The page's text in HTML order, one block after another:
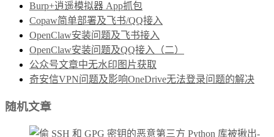
Burp+逍遥模拟器 App抓包
Copaw简单部署及飞书/QQ接入
OpenClaw安装问题及飞书接入
OpenClaw安装问题及QQ接入（二）
公众号文章中无水印图片获取
奇安信VPN问题及影响OneDrive无法登录问题的解决
随机文章